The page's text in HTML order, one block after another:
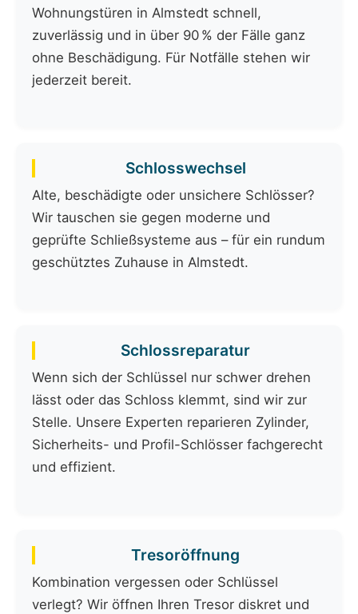
Wohnungstüren in Almstedt schnell,
zuverlässig und in über 90 % der Fälle ganz
ohne Beschädigung. Für Notfälle stehen wir
jederzeit bereit.
Schlosswechsel
Alte, beschädigte oder unsichere Schlösser?
Wir tauschen sie gegen moderne und
geprüfte Schließsysteme aus – für ein rundum
geschütztes Zuhause in Almstedt.
Schlossreparatur
Wenn sich der Schlüssel nur schwer drehen
lässt oder das Schloss klemmt, sind wir zur
Stelle. Unsere Experten reparieren Zylinder,
Sicherheits- und Profil-Schlösser fachgerecht
und effizient.
Tresoröffnung
Kombination vergessen oder Schlüssel
verlegt? Wir öffnen Ihren Tresor diskret und